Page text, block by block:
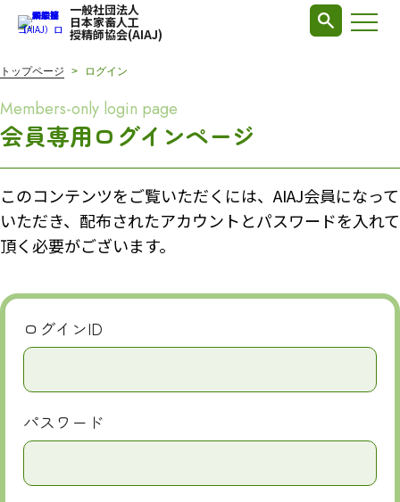
一般社団法人
日本家畜人工
授精師協会(AIAJ)
トップページ ログイン
Members-only login page
会員専用ログインページ
このコンテンツをご覧いただくには、AIAJ会員になって
いただき、配布されたアカウントとパスワードを入れて
頂く必要がございます。
ログインID
パスワード